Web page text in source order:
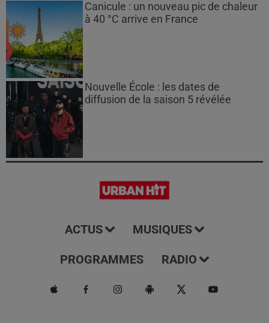
Canicule : un nouveau pic de chaleur
à 40 °C arrive en France
Nouvelle École : les dates de
diffusion de la saison 5 révélée
ACTUS MUSIQUES
PROGRAMMES RADIO